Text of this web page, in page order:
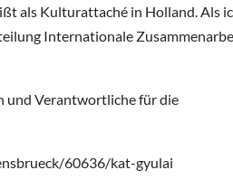
als Kulturattaché in Holland. Als
Internationale
und Verantwortliche für die
60636/kat-gyulai